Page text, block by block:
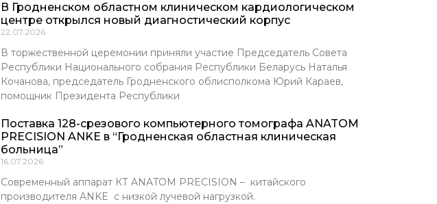
В Гродненском областном клиническом кардиологическом
центре открылся новый диагностический корпус
22.07.2026
В торжественной церемонии приняли участие Председатель Совета
Республики Национального собрания Республики Беларусь Наталья
Кочанова, председатель Гродненского облисполкома Юрий Караев,
помощник Президента Республики
Поставка 128-срезового компьютерного томографа ANATOM
PRECISION ANKE в “Гродненская областная клиническая
больница”
16.07.2026
Современный аппарат КТ ANATOM PRECISION – китайского
производителя ANKE с низкой лучевой нагрузкой.